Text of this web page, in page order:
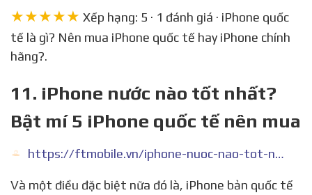
★★★★★ Xếp hạng: 5 · 1 đánh giá · iPhone quốc
tế là gì? Nên mua iPhone quốc tế hay iPhone chính
hãng?.
11. iPhone nước nào tốt nhất?
Bật mí 5 iPhone quốc tế nên mua
https://ftmobile.vn/iphone-nuoc-nao-tot-nhat.html
Và một điều đặc biệt nữa đó là, iPhone bản quốc tế